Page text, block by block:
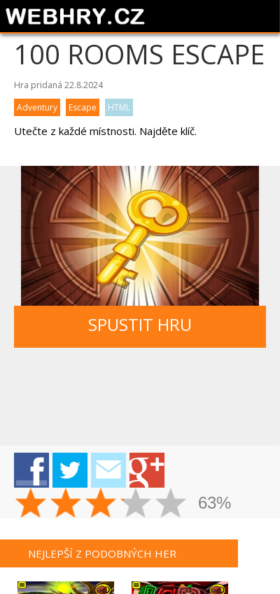
100 ROOMS ESCAPE
Hra pridaná 22.8.2024
Adventury
Escape HTML
Utečte z každé místnosti. Najděte klíč.
SPUSTIT HRU
63%
NEJLEPŠÍ Z PODOBNÝCH HER